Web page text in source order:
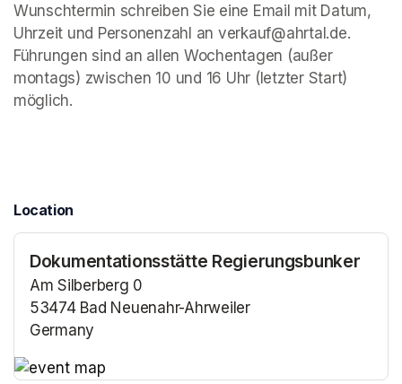
Wunschtermin schreiben Sie eine Email mit Datum,
Uhrzeit und Personenzahl an verkauf@ahrtal.de.
Führungen sind an allen Wochentagen (außer
montags) zwischen 10 und 16 Uhr (letzter Start)
möglich.
Location
Dokumentationsstätte Regierungsbunker
Am Silberberg 0
53474 Bad Neuenahr-Ahrweiler
Germany